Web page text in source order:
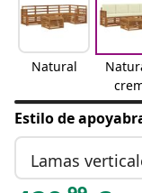
Natural
Estilo de
Lamas